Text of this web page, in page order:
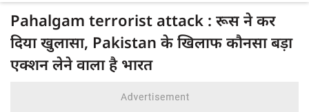
Pahalgam terrorist attack : रूस ने कर
दिया खुलासा, Pakistan के खिलाफ कौनसा बड़ा
एक्शन लेने वाला है भारत